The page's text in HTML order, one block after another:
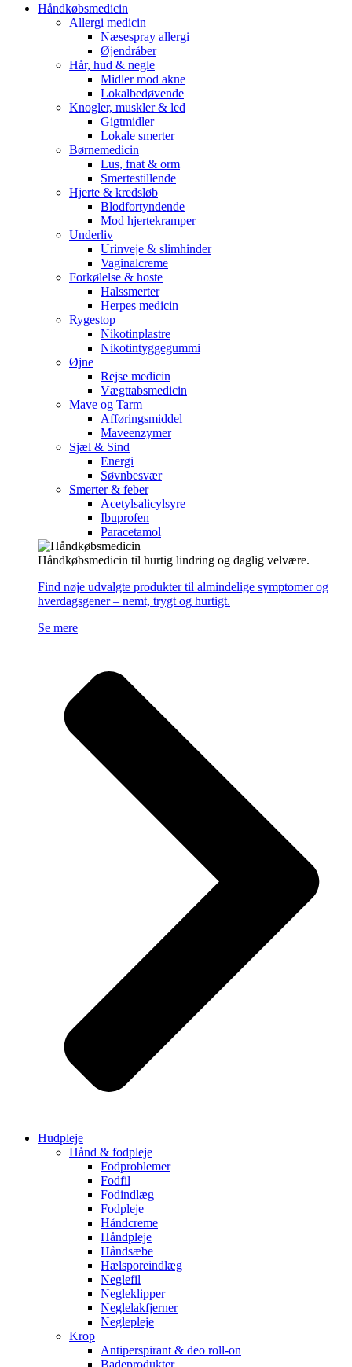
Håndkøbsmedicin
Allergi medicin
Næsespray allergi
Øjendråber
Hår, hud & negle
Midler mod akne
Lokalbedøvende
Knogler, muskler & led
Gigtmidler
Lokale smerter
Børnemedicin
Lus, fnat & orm
Smertestillende
Hjerte & kredsløb
Blodfortyndende
Mod hjertekramper
Underliv
Urinveje & slimhinder
Vaginalcreme
Forkølelse & hoste
Halssmerter
Herpes medicin
Rygestop
Nikotinplastre
Nikotintyggegummi
Øjne
Rejse medicin
Vægttabsmedicin
Mave og Tarm
Afføringsmiddel
Maveenzymer
Sjæl & Sind
Energi
Søvnbesvær
Smerter & feber
Acetylsalicylsyre
Ibuprofen
Paracetamol
Håndkøbsmedicin til hurtig lindring og daglig velvære.
Find nøje udvalgte produkter til almindelige symptomer og
hverdagsgener – nemt, trygt og hurtigt.
Se mere
Hudpleje
Hånd & fodpleje
Fodproblemer
Fodfil
Fodindlæg
Fodpleje
Håndcreme
Håndpleje
Håndsæbe
Hælsporeindlæg
Neglefil
Negleklipper
Neglelakfjerner
Neglepleje
Krop
Antiperspirant & deo roll-on
Badeprodukter